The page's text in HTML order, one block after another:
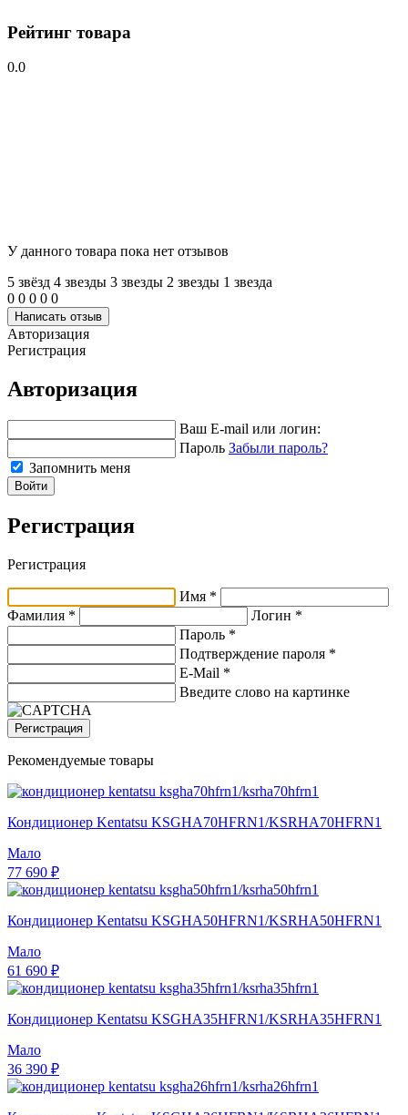
Рейтинг товара
0.0
У данного товара пока нет отзывов
5 звёзд 4 звeзды 3 звeзды 2 звeзды 1 звeзда
0 0 0 0 0
Написать отзыв
Авторизация
Регистрация
Авторизация
Ваш E-mail или логин:
Пароль Забыли пароль?
Запомнить меня
Войти
Регистрация
Регистрация
Имя *
Фамилия *
Логин *
Пароль *
Подтверждение пароля *
E-Mail *
Введите слово на картинке
Регистрация
Рекомендуемые товары
Кондиционер Kentatsu KSGHA70HFRN1/KSRHA70HFRN1
Мало
77 690 ₽
Кондиционер Kentatsu KSGHA50HFRN1/KSRHA50HFRN1
Мало
61 690 ₽
Кондиционер Kentatsu KSGHA35HFRN1/KSRHA35HFRN1
Мало
36 390 ₽